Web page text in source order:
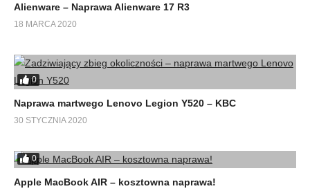
Alienware – Naprawa Alienware 17 R3
18 MARCA 2020
0
Naprawa martwego Lenovo Legion Y520 – KBC
30 STYCZNIA 2020
0
Apple MacBook AIR – kosztowna naprawa!